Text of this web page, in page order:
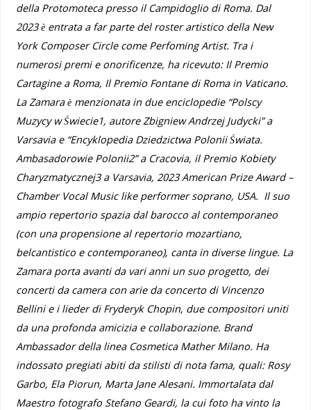
della Protomoteca presso il Campidoglio di Roma. Dal
2023 è entrata a far parte del roster artistico della New
York Composer Circle come Perfoming Artist. Tra i
numerosi premi e onorificenze, ha ricevuto: Il Premio
Cartagine a Roma, Il Premio Fontane di Roma in Vaticano.
La Zamara è menzionata in due enciclopedie “Polscy
Muzycy w Świecie1, autore Zbigniew Andrzej Judycki” a
Varsavia e “Encyklopedia Dziedzictwa Polonii Świata.
Ambasadorowie Polonii2” a Cracovia, il Premio Kobiety
Charyzmatycznej3 a Varsavia, 2023 American Prize Award –
Chamber Vocal Music like performer soprano, USA. Il suo
ampio repertorio spazia dal barocco al contemporaneo
(con una propensione al repertorio mozartiano,
belcantistico e contemporaneo), canta in diverse lingue. La
Zamara porta avanti da vari anni un suo progetto, dei
concerti da camera con arie da concerto di Vincenzo
Bellini e i lieder di Fryderyk Chopin, due compositori uniti
da una profonda amicizia e collaborazione. Brand
Ambassador della linea Cosmetica Mather Milano. Ha
indossato pregiati abiti da stilisti di nota fama, quali: Rosy
Garbo, Ela Piorun, Marta Jane Alesani. Immortalata dal
Maestro fotografo Stefano Geardi, la cui foto ha vinto la